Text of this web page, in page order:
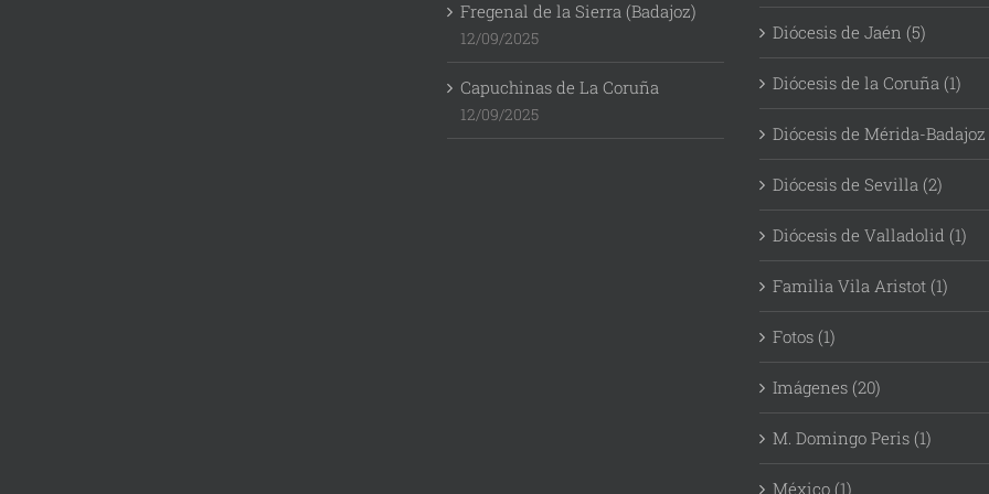
Fregenal de la Sierra (Badajoz)
12/09/2025
Capuchinas de La Coruña
12/09/2025
Diócesis de Jaén (5)
Diócesis de la Coruña (1)
Diócesis de Mérida-
Diócesis de Sevilla (2)
Diócesis de Valladolid (1)
Familia Vila Aristot (1)
Fotos (1)
Imágenes (20)
M. Domingo Peris (1)
México (1)